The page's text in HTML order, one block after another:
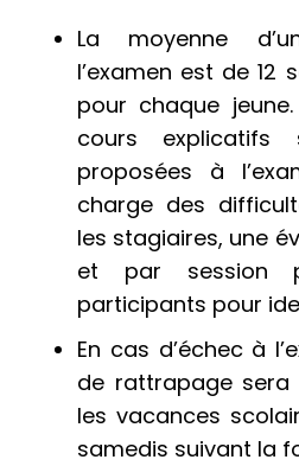
La moyenne
l’examen est de 12
pour chaque
cours explicatifs
proposées à
charge des
les stagiaires, une
et par session
participants pour
En cas d’échec à
de rattrapage sera
les vacances
samedis suivant la